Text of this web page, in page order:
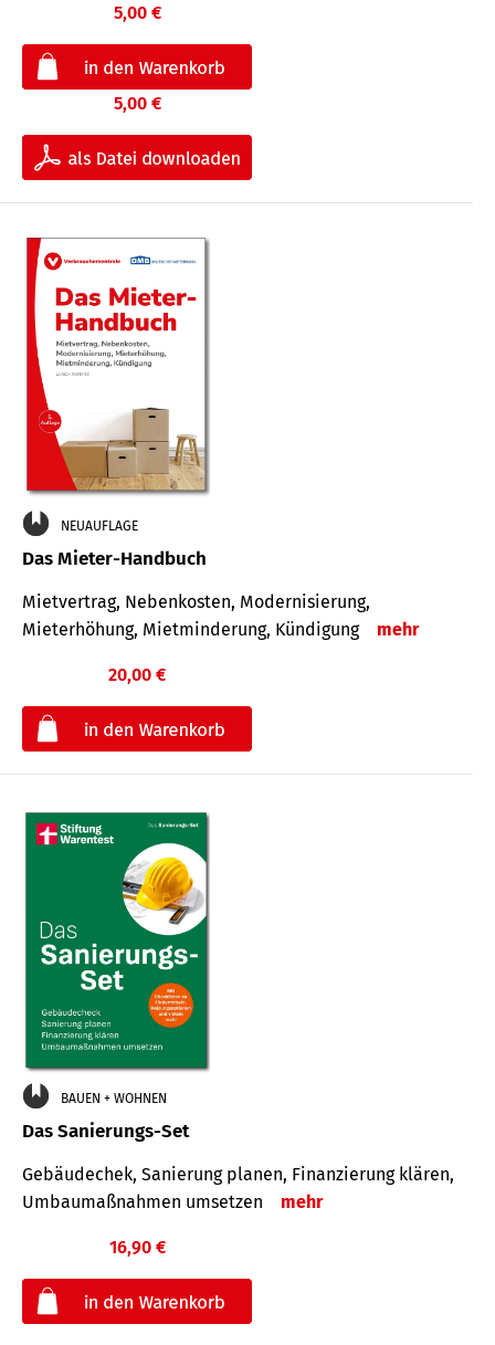
5,00 €
5,00 €
NEUAUFLAGE
Das Mieter-Handbuch
Mietvertrag, Nebenkosten, Modernisierung,
Mieterhöhung, Mietminderung, Kündigung
mehr
20,00 €
BAUEN + WOHNEN
Das Sanierungs-Set
Gebäudechek, Sanierung planen, Finanzierung klären,
Umbaumaßnahmen umsetzen
mehr
16,90 €